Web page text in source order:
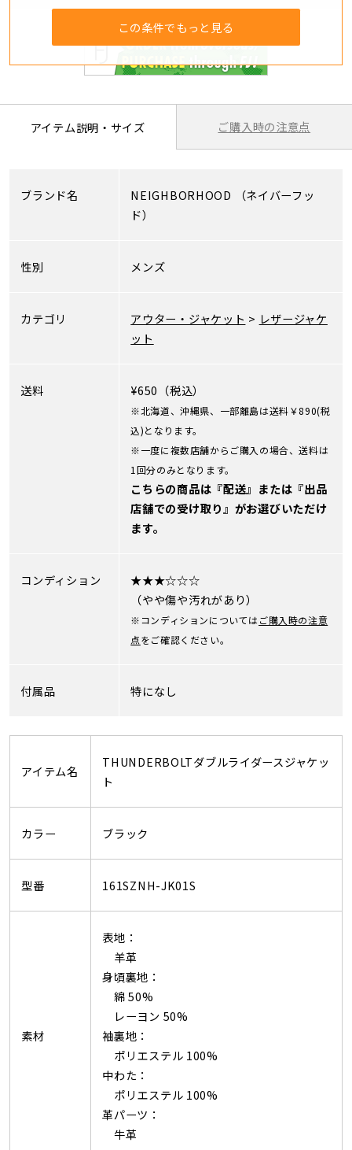
この条件でもっと見る
アイテム説明・サイズ ご購入時の注意点
ブランド名 NEIGHBORHOOD （ネイバーフッ
ド）
性別 メンズ
カテゴリ アウター・ジャケット > レザージャケ
ット
送料 ¥650（税込）
※北海道、沖縄県、一部離島は送料￥890(税
込)となります。
※一度に複数店舗からご購入の場合、送料は
1回分のみとなります。
こちらの商品は『配送』または『出品
店舗での受け取り』がお選びいただけ
ます。
コンディション
★★★☆☆☆
（やや傷や汚れがあり）
※コンディションについてはご購入時の注意
点をご確認ください。
付属品 特になし
アイテム名
THUNDERBOLTダブルライダースジャケッ
ト
カラー ブラック
型番 161SZNH-JK01S
素材
表地：
羊革
身頃裏地：
綿 50%
レーヨン 50%
袖裏地：
ポリエステル 100%
中わた：
ポリエステル 100%
革パーツ：
牛革